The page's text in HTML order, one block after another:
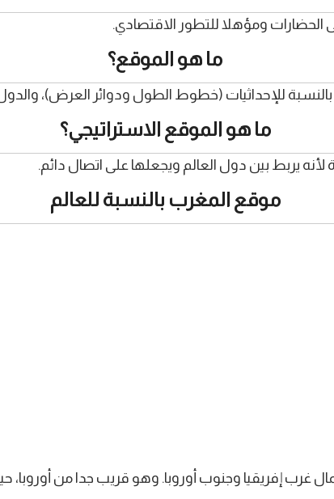
الحضارات ومؤهلا للتطور الاقتصادي.
ما هو الموقع؟
للإحداثيات (خطوط الطول ودوائر العرض)، والدول
ما هو الموقع الاستراتيجي؟
يربط بين دول العالم ويجعلها على اتصال دائم.
موقع المغرب بالنسبة للعالم
وجنوب أوروبا. وهو قريب جدا من أوروبا، حيث لا تفصله عنها